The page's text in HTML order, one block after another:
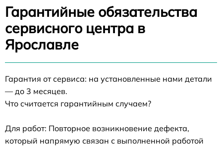
Гарантийные обязательства
сервисного центра в
Ярославле
Гарантия от сервиса: на установленные нами детали
— до 3 месяцев.
Что считается гарантийным случаем?
Для работ: Повторное возникновение дефекта,
который напрямую связан с выполненной работой